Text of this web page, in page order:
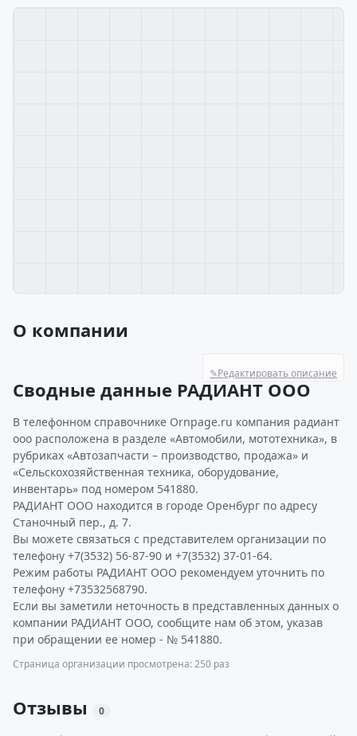
О компании
✎Редактировать описание
Сводные данные РАДИАНТ ООО
В телефонном справочнике Ornpage.ru компания радиант
ооо расположена в разделе «Автомобили, мототехника», в
рубриках «Автозапчасти – производство, продажа» и
«Сельскохозяйственная техника, оборудование,
инвентарь» под номером 541880.
РАДИАНТ ООО находится в городе Оренбург по адресу
Станочный пер., д. 7.
Вы можете связаться с представителем организации по
телефону +7(3532) 56-87-90 и +7(3532) 37-01-64.
Режим работы РАДИАНТ ООО рекомендуем уточнить по
телефону +73532568790.
Если вы заметили неточность в представленных данных о
компании РАДИАНТ ООО, сообщите нам об этом, указав
при обращении ее номер - № 541880.
Страница организации просмотрена: 250 раз
Отзывы 0